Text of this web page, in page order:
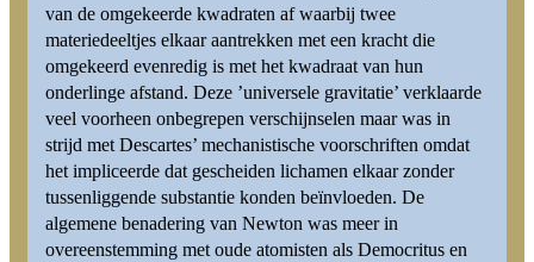
van de omgekeerde kwadraten af waarbij twee
materiedeeltjes elkaar aantrekken met een kracht die
omgekeerd evenredig is met het kwadraat van hun
onderlinge afstand. Deze ’universele gravitatie’ verklaarde
veel voorheen onbegrepen verschijnselen maar was in
strijd met Descartes’ mechanistische voorschriften omdat
het impliceerde dat gescheiden lichamen elkaar zonder
tussenliggende substantie konden beïnvloeden. De
algemene benadering van Newton was meer in
overeenstemming met oude atomisten als Democritus en